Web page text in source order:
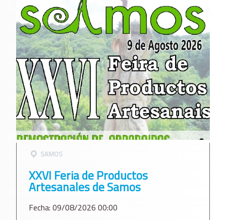
SAMOS
XXVI Feria de Productos
Artesanales de Samos
Fecha: 09/08/2026 00:00